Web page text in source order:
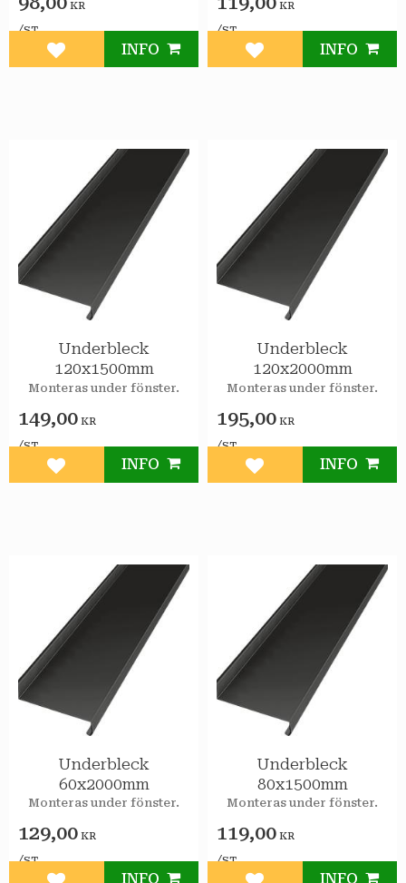
KR
/ST
Lägg till i favoriter
INFO
KR
/ST
Lägg till i favoriter
INFO
Underbleck
120x1500mm
Monteras under fönster.
149,00 KR
/ST
Lägg till i favoriter
INFO
Underbleck
120x2000mm
Monteras under fönster.
195,00 KR
/ST
Lägg till i favoriter
INFO
Underbleck
60x2000mm
Monteras under fönster.
129,00 KR
/ST
INFO
Underbleck
80x1500mm
Monteras under fönster.
119,00 KR
/ST
INFO